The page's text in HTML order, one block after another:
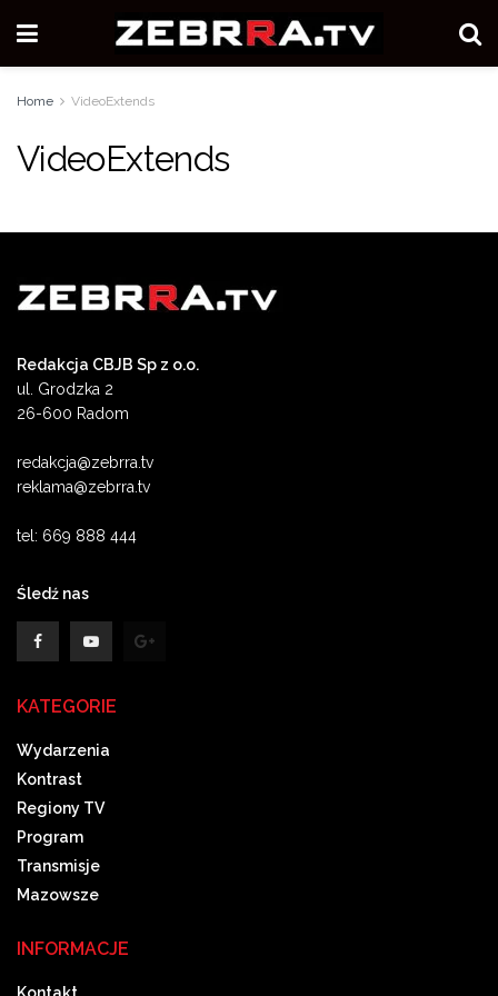
Home VideoExtends
VideoExtends
Redakcja CBJB Sp z o.o.
ul. Grodzka 2
26-600 Radom
redakcja@zebrra.tv
reklama@zebrra.tv
tel: 669 888 444
Śledź nas
KATEGORIE
Wydarzenia
Kontrast
Regiony TV
Program
Transmisje
Mazowsze
INFORMACJE